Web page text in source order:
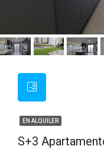
EN ALQUILER
S+3